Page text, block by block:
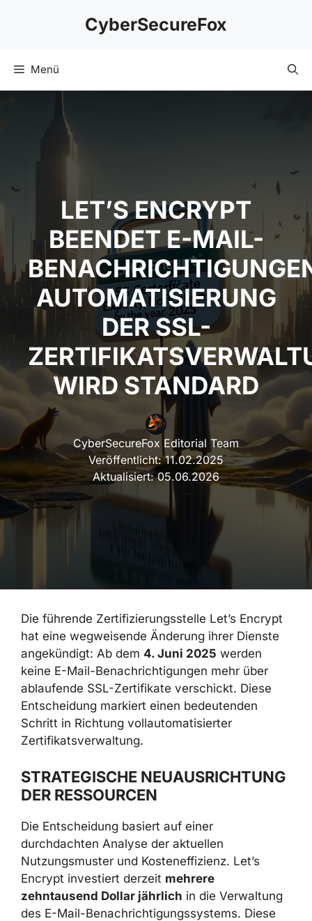
CyberSecureFox
Menü
LET’S ENCRYPT
BEENDET E-MAIL-
AUTOMATISIERUNG
DER SSL-
WIRD STANDARD
CyberSecureFox Editorial Team
Veröffentlicht:11.02.2025
Aktualisiert:05.06.2026
Die führende Zertifizierungsstelle Let’s Encrypt
hat eine wegweisende Änderung ihrer Dienste
angekündigt: Ab dem 4. Juni 2025 werden
keine E-Mail-Benachrichtigungen mehr über
ablaufende SSL-Zertifikate verschickt. Diese
Entscheidung markiert einen bedeutenden
Schritt in Richtung vollautomatisierter
Zertifikatsverwaltung.
STRATEGISCHE NEUAUSRICHTUNG
DER RESSOURCEN
Die Entscheidung basiert auf einer
durchdachten Analyse der aktuellen
Nutzungsmuster und Kosteneffizienz. Let’s
Encrypt investiert derzeit mehrere
zehntausend Dollar jährlich in die Verwaltung
des E-Mail-Benachrichtigungssystems. Diese